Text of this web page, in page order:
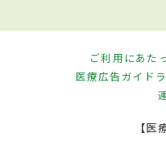
ご利用にあた
医療広告ガイド
【医